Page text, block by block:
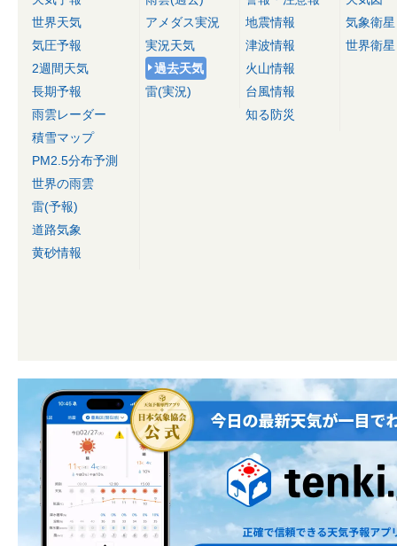
世界天気
気圧予報
2週間天気
長期予報
雨雲レーダー
積雪マップ
PM2.5分布予測
世界の雨雲
雷(予報)
道路気象
黄砂情報
アメダス実況
実況天気
過去天気
雷(実況)
地震情報
津波情報
火山情報
台風情報
知る防災
気象衛星
世界衛星